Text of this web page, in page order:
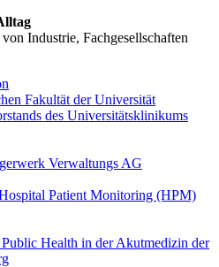
Industrie, Fachgesellschaften
Fakultät der Universität
des Universitätsklinikums
Verwaltungs AG
Patient Monitoring (HPM)
Health in der Akutmedizin der